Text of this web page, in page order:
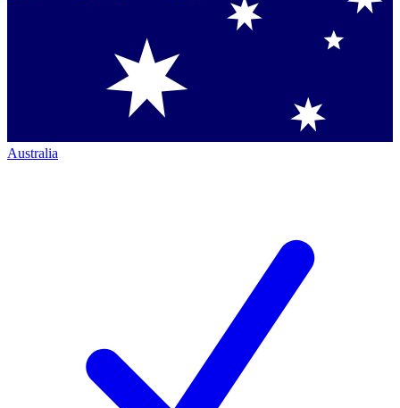
Australia